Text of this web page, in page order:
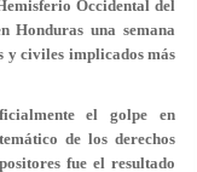
Occidental del
Honduras una semana
y civiles implicados más
el golpe en
de los derechos
fue el resultado